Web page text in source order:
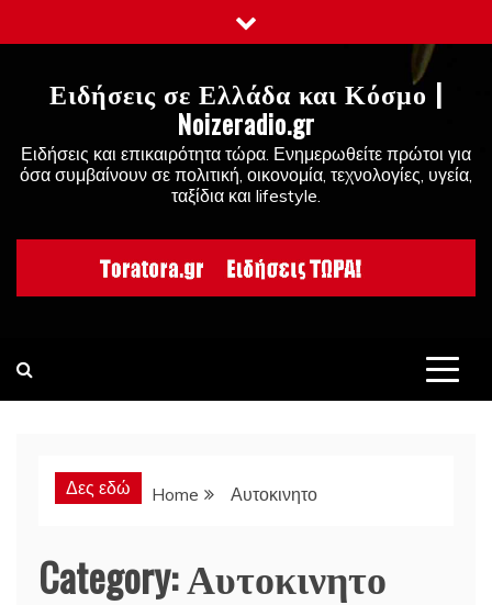
to
Ειδήσεις σε Ελλάδα και Κόσμο |
Noizeradio.gr
Ειδήσεις και επικαιρότητα τώρα. Ενημερωθείτε πρώτοι για
όσα συμβαίνουν σε πολιτική, οικονομία, τεχνολογίες, υγεία,
ταξίδια και lifestyle.
Δες εδώ Home Αυτοκινητο
Category:Αυτοκινητο